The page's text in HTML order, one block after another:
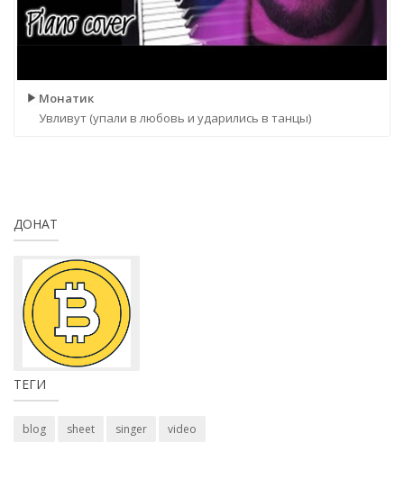
Монатик
Увливут (упали в любовь и ударились в танцы)
ДОНАТ
ТЕГИ
blog sheet singer video